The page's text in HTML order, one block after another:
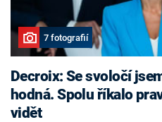
7 fotografií
Decroix: Se svoločí
hodná. Spolu říkalo
vidět